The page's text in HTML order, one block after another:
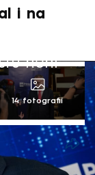
i na
není
14 fotografií